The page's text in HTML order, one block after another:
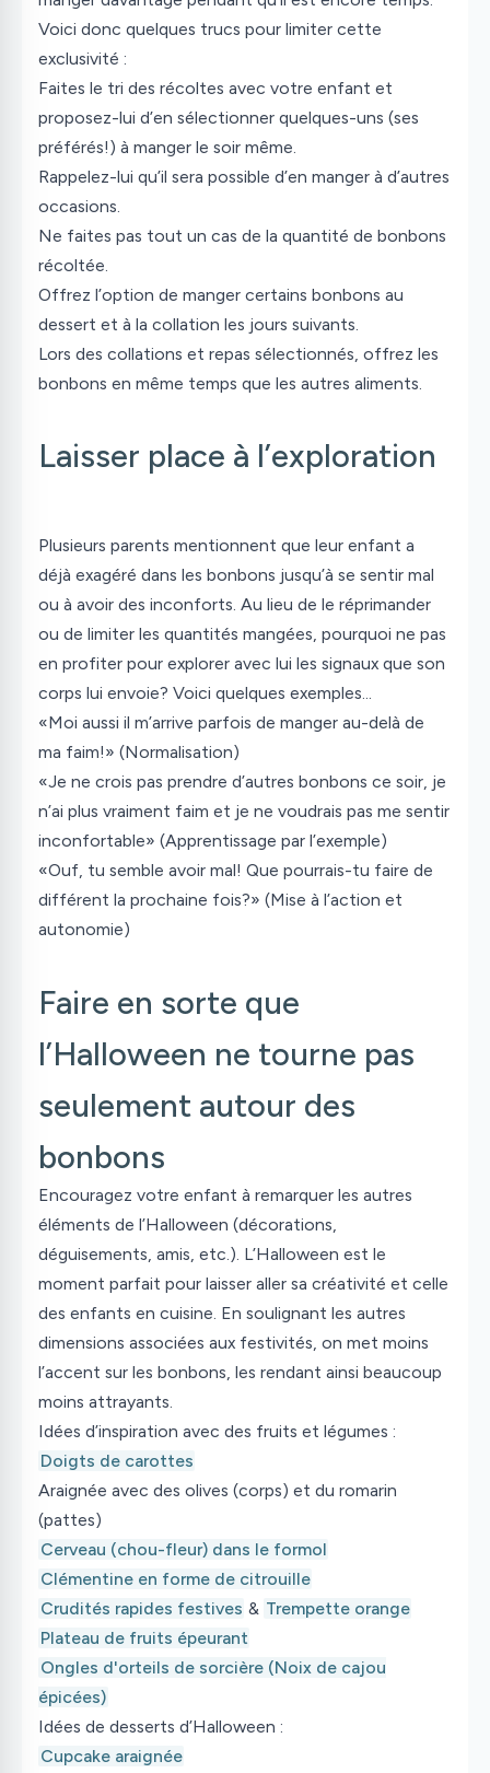
Voici donc quelques trucs pour limiter cette
exclusivité :
Faites le tri des récoltes avec votre enfant et
proposez-lui d’en sélectionner quelques-uns (ses
préférés!) à manger le soir même.
Rappelez-lui qu’il sera possible d’en manger à d’autres
occasions.
Ne faites pas tout un cas de la quantité de bonbons
récoltée.
Offrez l’option de manger certains bonbons au
dessert et à la collation les jours suivants.
Lors des collations et repas sélectionnés, offrez les
bonbons en même temps que les autres aliments.
Laisser place à l’exploration
Plusieurs parents mentionnent que leur enfant a
déjà exagéré dans les bonbons jusqu’à se sentir mal
ou à avoir des inconforts. Au lieu de le réprimander
ou de limiter les quantités mangées, pourquoi ne pas
en profiter pour explorer avec lui les signaux que son
corps lui envoie? Voici quelques exemples…
«Moi aussi il m’arrive parfois de manger au-delà de
ma faim!» (Normalisation)
«Je ne crois pas prendre d’autres bonbons ce soir, je
n’ai plus vraiment faim et je ne voudrais pas me sentir
inconfortable» (Apprentissage par l’exemple)
«Ouf, tu semble avoir mal! Que pourrais-tu faire de
différent la prochaine fois?» (Mise à l’action et
autonomie)
Faire en sorte que
l’Halloween ne tourne pas
seulement autour des
bonbons
Encouragez votre enfant à remarquer les autres
éléments de l’Halloween (décorations,
déguisements, amis, etc.). L’Halloween est le
moment parfait pour laisser aller sa créativité et celle
des enfants en cuisine. En soulignant les autres
dimensions associées aux festivités, on met moins
l’accent sur les bonbons, les rendant ainsi beaucoup
moins attrayants.
Idées d’inspiration avec des fruits et légumes :
Doigts de carottes
Araignée avec des olives (corps) et du romarin
(pattes)
Cerveau (chou-fleur) dans le formol
Clémentine en forme de citrouille
Crudités rapides festives & Trempette orange
Plateau de fruits épeurant
Ongles d'orteils de sorcière (Noix de cajou
épicées)
Idées de desserts d’Halloween :
Cupcake araignée